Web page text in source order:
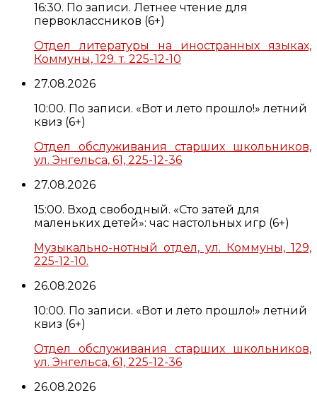
16:30. По записи. Летнее чтение для
первоклассников (6+)
Отдел литературы на иностранных языках,
Коммуны, 129. т. 225-12-10
27.08.2026
10:00. По записи. «Вот и лето прошло!» летний
квиз (6+)
Отдел обслуживания старших школьников,
ул. Энгельса, 61, 225-12-36
27.08.2026
15:00. Вход свободный. «Сто затей для
маленьких детей»: час настольных игр (6+)
Музыкально-нотный отдел, ул. Коммуны, 129,
225-12-10.
26.08.2026
10:00. По записи. «Вот и лето прошло!» летний
квиз (6+)
Отдел обслуживания старших школьников,
ул. Энгельса, 61, 225-12-36
26.08.2026